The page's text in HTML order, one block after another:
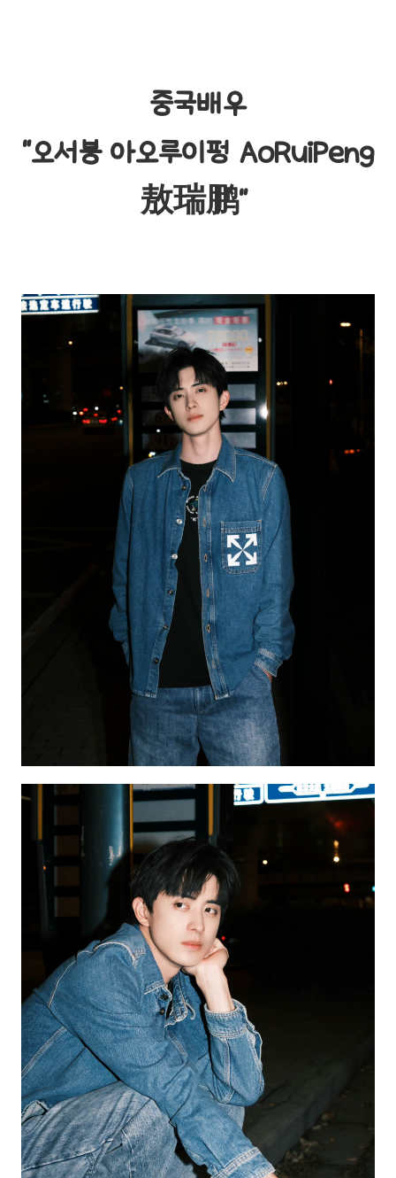
중국배우
"오서붕 아오루이펑 AoRuiPeng
敖瑞鹏"